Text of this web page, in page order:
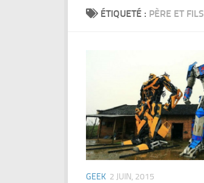
ÉTIQUETÉ : PÈRE ET FILS
GEEK 2 JUIN, 2015